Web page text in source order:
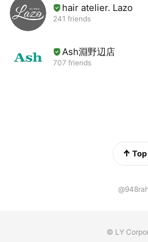
16,000円(17600円税込)
【リッチプレミアムカラーコー
カット+カラー＋髪質改善マイフ
19,000円(20,900円税込)
(ブリーチ、ハイライト追加は＋
20,000円(22,000円税込)
hair atelier. Lazo
241 friends
Ash淵野辺店
707 friends
Top
© LY